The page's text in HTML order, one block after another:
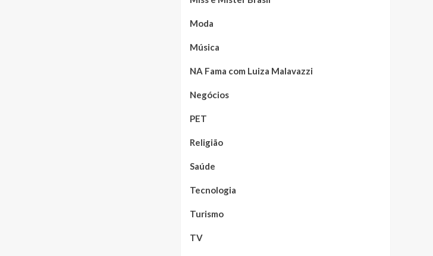
Moda
Música
NA Fama com Luiza Malavazzi
Negócios
PET
Religião
Saúde
Tecnologia
Turismo
TV